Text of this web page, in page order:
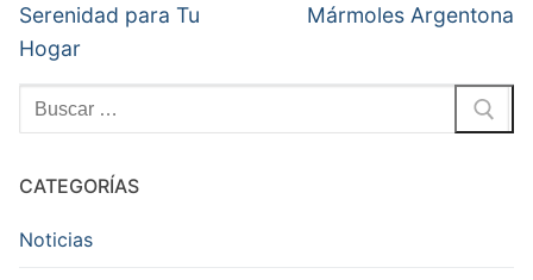
Encimeras
de
Description
Rapolano,
de
Serenidad para Tu
Hogar
Mármoles Argentona
Buscar:
CATEGORÍAS
Noticias